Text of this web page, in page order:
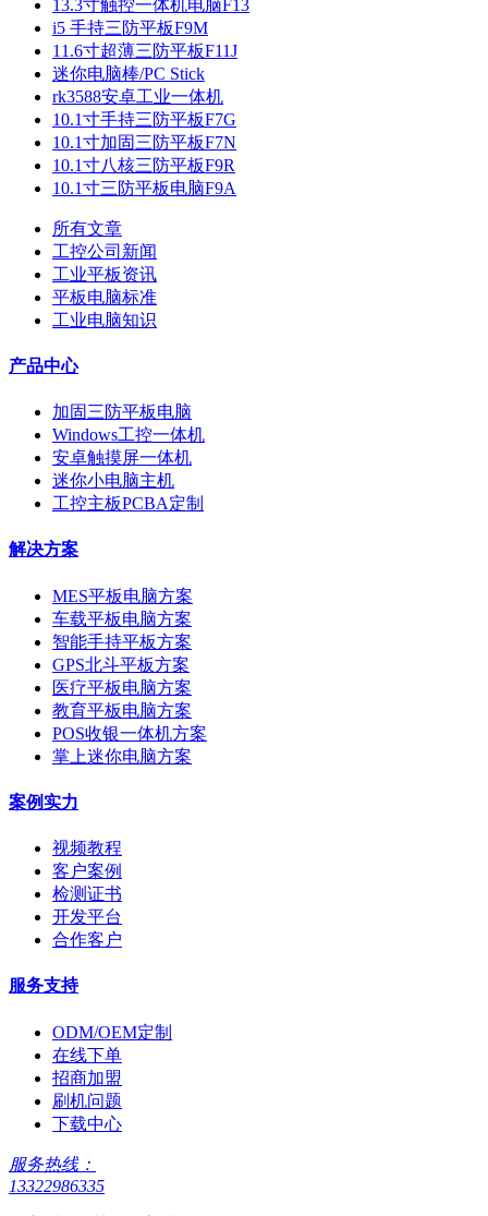
13.3寸触控一体机电脑F13
i5 手持三防平板F9M
11.6寸超薄三防平板F11J
迷你电脑棒/PC Stick
rk3588安卓工业一体机
10.1寸手持三防平板F7G
10.1寸加固三防平板F7N
10.1寸八核三防平板F9R
10.1寸三防平板电脑F9A
所有文章
工控公司新闻
工业平板资讯
平板电脑标准
工业电脑知识
产品中心
加固三防平板电脑
Windows工控一体机
安卓触摸屏一体机
迷你小电脑主机
工控主板PCBA定制
解决方案
MES平板电脑方案
车载平板电脑方案
智能手持平板方案
GPS北斗平板方案
医疗平板电脑方案
教育平板电脑方案
POS收银一体机方案
掌上迷你电脑方案
案例实力
视频教程
客户案例
检测证书
开发平台
合作客户
服务支持
ODM/OEM定制
在线下单
招商加盟
刷机问题
下载中心
服务热线：
13322986335